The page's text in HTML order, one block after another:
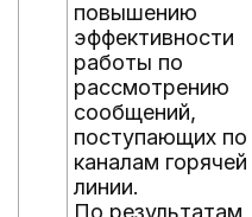
повышению
эффективности
работы по
рассмотрению
сообщений,
поступающих по
каналам горячей
линии.
По результатам